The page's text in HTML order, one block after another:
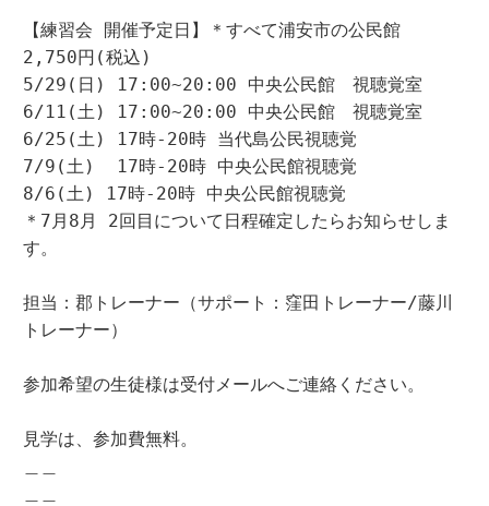
【練習会 開催予定日】＊すべて浦安市の公民館
2,750円(税込)
5/29(日) 17:00~20:00 中央公民館　視聴覚室
6/11(土) 17:00~20:00 中央公民館　視聴覚室
6/25(土) 17時-20時 当代島公民視聴覚
7/9(土)  17時-20時 中央公民館視聴覚
8/6(土) 17時-20時 中央公民館視聴覚
＊7月8月 2回目について日程確定したらお知らせしま
す。
担当：郡トレーナー（サポート：窪田トレーナー/藤川
トレーナー）
参加希望の生徒様は受付メールへご連絡ください。
見学は、参加費無料。